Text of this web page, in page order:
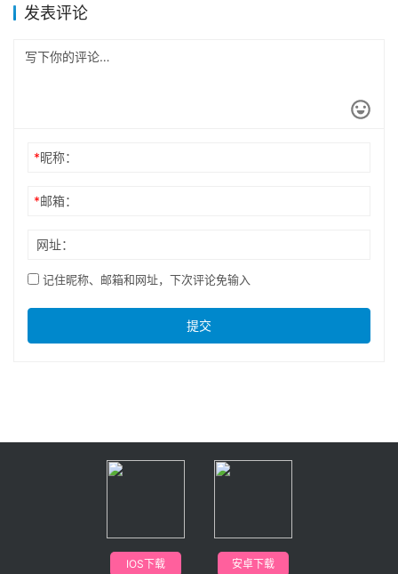
发表评论
*昵称：
*邮箱：
网址：
记住昵称、邮箱和网址，下次评论免输入
提交
IOS下载 安卓下载